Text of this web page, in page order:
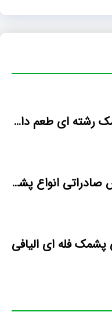
فروش کیلویی پشمک رشته ای طعم دار میوه
بازار اینترنتی فروش صادراتی انواع پشمک الیافی/شکلاتی
پشمک فله ای الیافی